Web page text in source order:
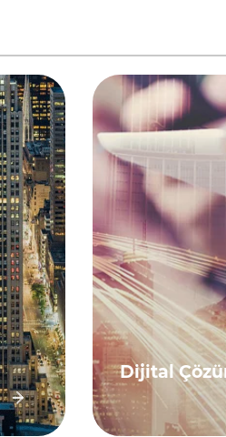
Dijital